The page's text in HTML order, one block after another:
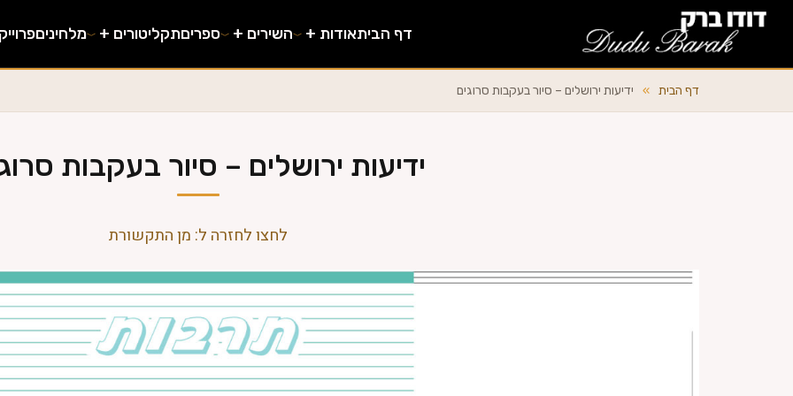
דף הביתאודות + השירים + ספריםתקליטורים + מלחינים
דף הבית » ידיעות ירושלים – סיור בעקבות סרוגים
ידיעות ירושלים – סיור בעקבות
לחצו לחזרה ל: מן התקשורת